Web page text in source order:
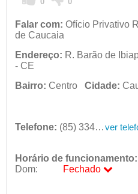
Falar com: Ofício Privativo
de Caucaia
Endereço: R. Barão de
- CE
Bairro: Centro Cidade:
Telefone: (85) 3342-2122 ver
Horário de funcionamento:
Dom:
Fechado